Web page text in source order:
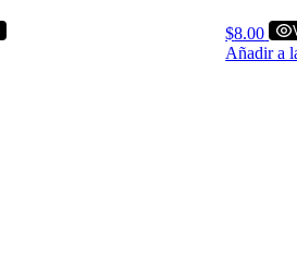
$8.00
Añadir a